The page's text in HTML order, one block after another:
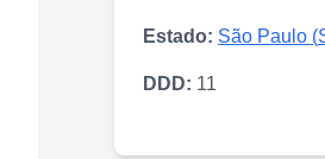
Estado: São Paulo (
DDD: 11